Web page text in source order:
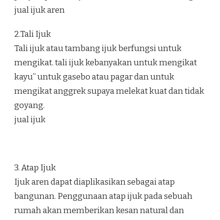
jual ijuk aren
2.Tali Ijuk
Tali ijuk atau tambang ijuk berfungsi untuk
mengikat. tali ijuk kebanyakan untuk mengikat
kayu” untuk gasebo atau pagar dan untuk
mengikat anggrek supaya melekat kuat dan tidak
goyang.
jual ijuk
3. Atap Ijuk
Ijuk aren dapat diaplikasikan sebagai atap
bangunan. Penggunaan atap ijuk pada sebuah
rumah akan memberikan kesan natural dan